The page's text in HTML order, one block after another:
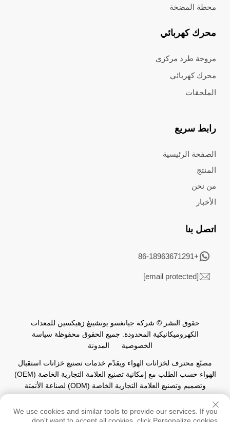
محطة المضخة
محرك كهربائي
مروحة طرد مركزي
محرك كهربائي
الملحقات
رابط سريع
الصفحة الرئيسية
المنتج
من نحن
الأخبار
اتصل بنا
+86-18963671291
[email protected]
حقوق النشر © شركة جيانغسو يوتشينغ زهيكسين للمعدات
الكهروميكانيكية المحدودة. جميع الحقوق محفوظة سياسة
الخصوصية
المدونة
مصنّع محترف لخزانات الهواء ويقدّم خدمات تصنيع خزانات استقبال
الهواء حسب الطلب مع إمكانية تصنيع العلامة التجارية الخاصة (OEM)
وتصميم وتصنيع العلامة التجارية الخاصة (ODM) لصناعة الأتمتة
العالمية.
We use cookies and similar tools to provide our services. If you